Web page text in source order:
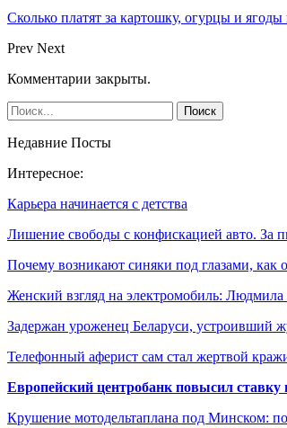
Сколько платят за картошку, огурцы и
Prev Next
Комментарии закрыты.
Недавние Посты
Интересное:
Карьера начинается с детства
Лишение свободы с конфискацией авто. За
Почему возникают синяки под глазами, как
Женский взгляд на электромобиль: Людмила
Задержан уроженец Беларуси, устроивший
Телефонный аферист сам стал жертвой
Европейский центробанк повысил ставку
Крушение мотодельтаплана под Минском: